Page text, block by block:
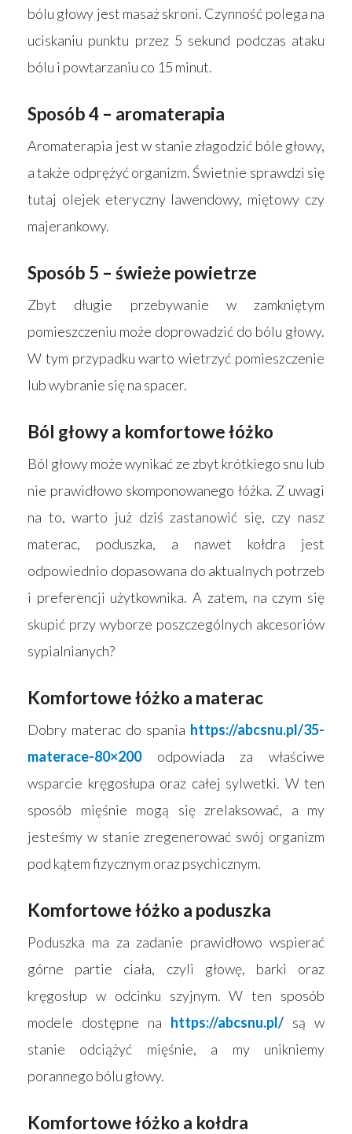
bólu głowy jest masaż skroni. Czynność polega na
uciskaniu punktu przez 5 sekund podczas ataku
bólu i powtarzaniu co 15 minut.
Sposób 4 – aromaterapia
Aromaterapia jest w stanie złagodzić bóle głowy,
a także odprężyć organizm. Świetnie sprawdzi się
tutaj olejek eteryczny lawendowy, miętowy czy
majerankowy.
Sposób 5 – świeże powietrze
Zbyt długie przebywanie w zamkniętym
pomieszczeniu może doprowadzić do bólu głowy.
W tym przypadku warto wietrzyć pomieszczenie
lub wybranie się na spacer.
Ból głowy a komfortowe łóżko
Ból głowy może wynikać ze zbyt krótkiego snu lub
nie prawidłowo skomponowanego łóżka. Z uwagi
na to, warto już dziś zastanowić się, czy nasz
materac, poduszka, a nawet kołdra jest
odpowiednio dopasowana do aktualnych potrzeb
i preferencji użytkownika. A zatem, na czym się
skupić przy wyborze poszczególnych akcesoriów
sypialnianych?
Komfortowe łóżko a materac
Dobry materac do spania https://abcsnu.pl/35-
materace-80×200odpowiada za właściwe
wsparcie kręgosłupa oraz całej sylwetki. W ten
sposób mięśnie mogą się zrelaksować, a my
jesteśmy w stanie zregenerować swój organizm
pod kątem fizycznym oraz psychicznym.
Komfortowe łóżko a poduszka
Poduszka ma za zadanie prawidłowo wspierać
górne partie ciała, czyli głowę, barki oraz
kręgosłup w odcinku szyjnym. W ten sposób
modele dostępne na https://abcsnu.pl/ są w
stanie odciążyć mięśnie, a my unikniemy
porannego bólu głowy.
Komfortowe łóżko a kołdra
Strona główna
Produkty
Akcesoria
Blog
Kontakt